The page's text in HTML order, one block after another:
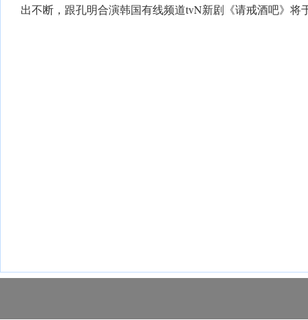
出不断，跟孔明合演韩国有线频道tvN新剧《请戒酒吧》将